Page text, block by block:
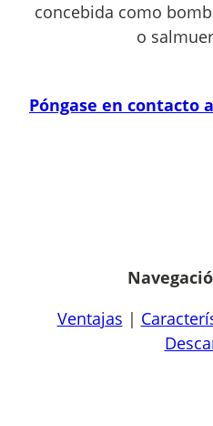
concebida como
o
Póngase en contacto
Ventajas |